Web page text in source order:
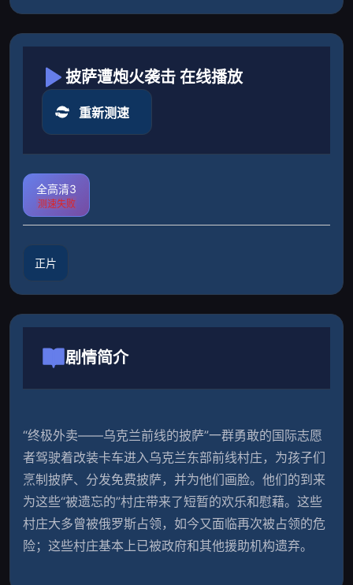
披萨遭炮火袭击 在线播放
重新测速
全高清3
测速失败
正片
剧情简介
“终极外卖——乌克兰前线的披萨”一群勇敢的国际志愿
者驾驶着改装卡车进入乌克兰东部前线村庄，为孩子们
烹制披萨、分发免费披萨，并为他们画脸。他们的到来
为这些“被遗忘的”村庄带来了短暂的欢乐和慰藉。这些
村庄大多曾被俄罗斯占领，如今又面临再次被占领的危
险；这些村庄基本上已被政府和其他援助机构遗弃。